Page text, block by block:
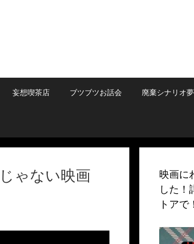
妄想喫茶店 ブツブツお話会 廃棄シナリオ
ゃない映画
映画に
した！
トアで！